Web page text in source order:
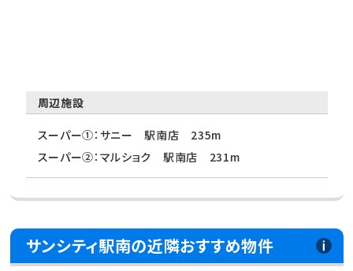
周辺施設
スーパー①：サニー 駅南店 235m
スーパー②：マルショク 駅南店 231m
サンシティ駅南の近隣おすすめ物件